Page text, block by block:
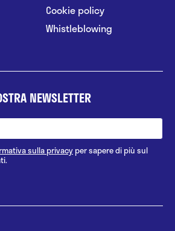
Cookie policy
Whistleblowing
NEWSLETTER
sulla privacyper sapere di più sul